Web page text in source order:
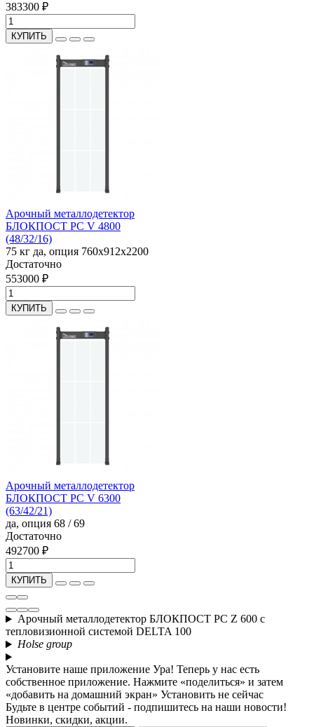
383300 ₽
КУПИТЬ
Арочный металлодетектор
БЛОКПОСТ PC V 4800
(48/32/16)
75 кг да, опция 760x912x2200
Достаточно
553000 ₽
КУПИТЬ
Арочный металлодетектор
БЛОКПОСТ PC V 6300
(63/42/21)
да, опция 68 / 69
Достаточно
492700 ₽
КУПИТЬ
Арочный металлодетектор БЛОКПОСТ PC Z 600 с
тепловизионной системой DELTA 100
Holse group
Установите наше приложение Ура! Теперь у нас есть
собственное приложение. Нажмите «поделиться» и затем
«добавить на домашний экран» Установить не сейчас
Будьте в центре событий - подпишитесь на наши новости!
Новинки, скидки, акции.